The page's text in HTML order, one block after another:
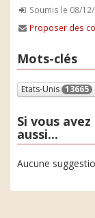
Soumis le 08/
Proposer des
Mots-clés
Etats-Unis 13665
Si vous
aussi...
Aucune